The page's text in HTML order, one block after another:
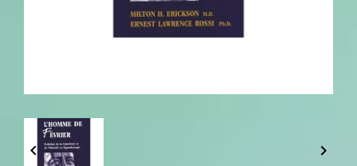
 